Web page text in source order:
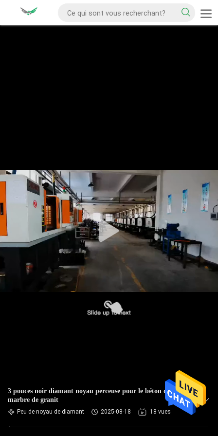
3 pouces noir diamant noyau perceuse pour le béton de
marbre de granit
Peu de noyau de diamant 2025-08-18 18 vues